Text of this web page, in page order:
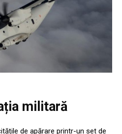
militară
de apărare printr-un set de